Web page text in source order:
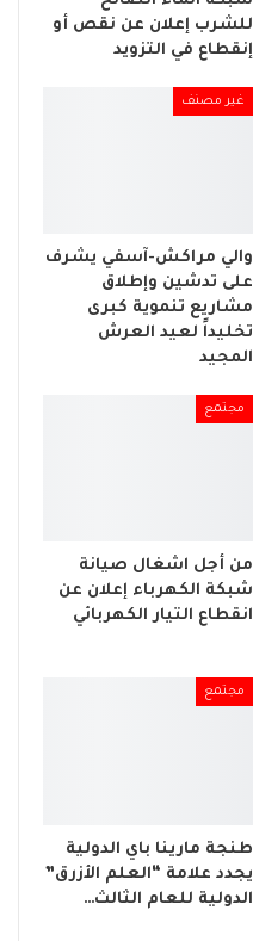
للشرب إعلان عن نقص أو
إنقطاع في التزويد
غير مصنف
والي مراكش-آسفي يشرف
على تدشين وإطلاق
مشاريع تنموية كبرى
تخليداً لعيد العرش
المجيد
مجتمع
من أجل اشغال صيانة
شبكة الكهرباء إعلان عن
انقطاع التيار الكهربائي
مجتمع
طنجة مارينا باي الدولية
يجدد علامة “العلم الأزرق”
الدولية للعام الثالث…